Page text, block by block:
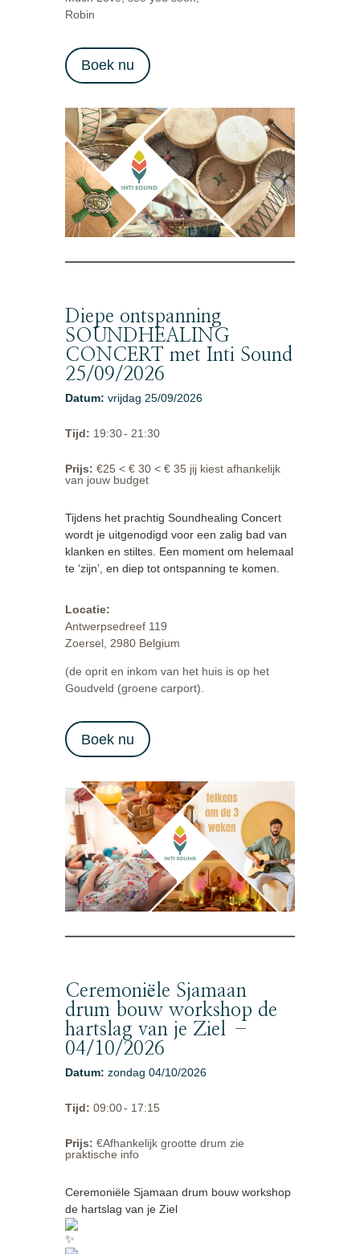
Robin
Boek nu
Diepe ontspanning
SOUNDHEALING
CONCERT met Inti Sound
25/09/2026
Datum: vrijdag 25/09/2026
Tijd: 19:30- 21:30
Prijs: €25 < € 30 < € 35 jij kiest afhankelijk
van jouw budget
Tijdens het prachtig Soundhealing Concert
wordt je uitgenodigd voor een zalig bad van
klanken en stiltes. Een moment om helemaal
te ‘zijn’, en diep tot ontspanning te komen.
Locatie:
Antwerpsedreef 119
Zoersel, 2980 Belgium
(de oprit en inkom van het huis is op het
Goudveld (groene carport).
Boek nu
Ceremoniële Sjamaan
drum bouw workshop de
hartslag van je Ziel –
04/10/2026
Datum: zondag 04/10/2026
Tijd: 09:00- 17:15
Prijs: €Afhankelijk grootte drum zie
praktische info
Ceremoniële Sjamaan drum bouw workshop
de hartslag van je Ziel